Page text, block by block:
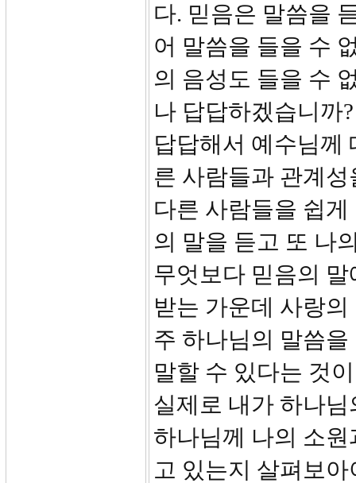
다. 믿음은 말씀을
어 말씀을 들을 수
의 음성도 들을 수
나 답답하겠습니까
답답해서 예수님께
른 사람들과 관계
다른 사람들을 쉽
의 말을 듣고 또 나
무엇보다 믿음의
받는 가운데 사랑
주 하나님의 말씀
말할 수 있다는 것
실제로 내가 하나
하나님께 나의 소
고 있는지 살펴보